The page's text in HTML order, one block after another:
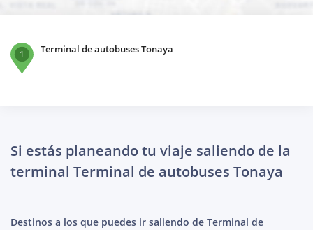
1 Terminal de autobuses Tonaya
Si estás planeando tu viaje saliendo de la
terminal Terminal de autobuses Tonaya
Destinos a los que puedes ir saliendo de Terminal de